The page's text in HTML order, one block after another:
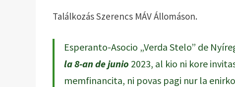
Találkozás Szerencs MÁV Állomáson.
Esperanto-Asocio „Verda Stelo” de
la 8-an de junio 2023, al kio ni kore
memfinancita, ni povas pagi nur la